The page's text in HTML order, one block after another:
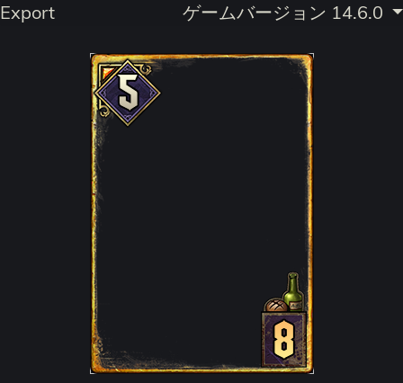
Export
ゲームバージョン 14.6.0